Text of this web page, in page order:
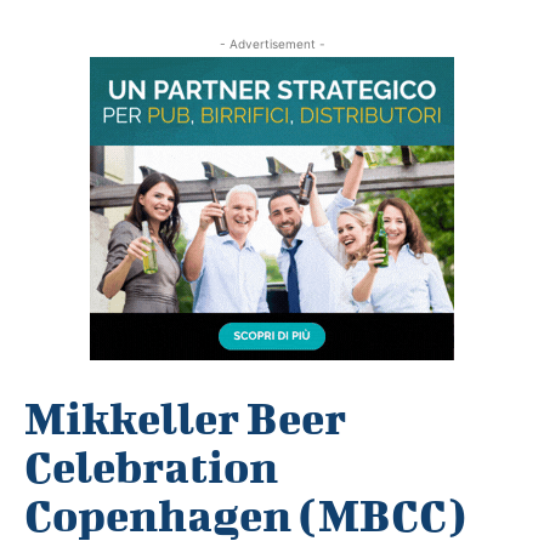
- Advertisement -
Mikkeller Beer
Celebration
Copenhagen (MBCC)